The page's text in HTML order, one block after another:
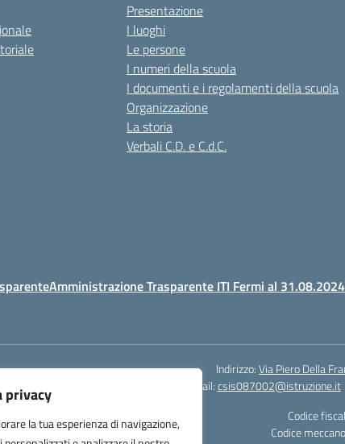
privacy
la tua esperienza di navigazione,
Presentazione
I luoghi
Le persone
I numeri della scuola
I documenti e i regolamenti della scuola
Organizzazione
La storia
Verbali C.D. e C.d.C.
Amministrazione Trasparente ITI Fermi al 31.08.2024
Indirizzo:Via Piero Della
Email:csis087002@istruzione.it
Codice
Codice